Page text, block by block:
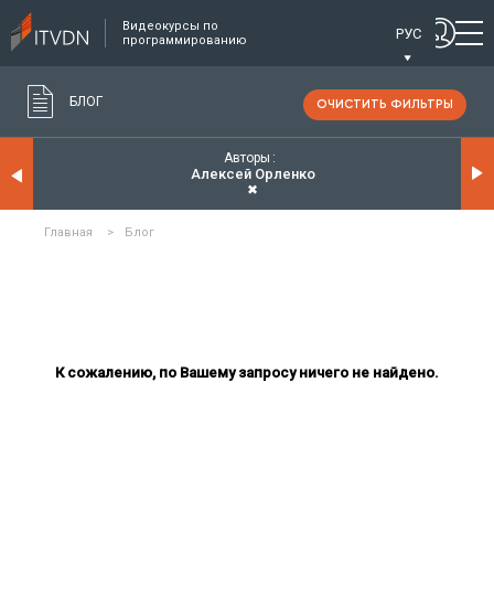
Видеокурсы по
программированию
РУС
БЛОГ ОЧИСТИТЬ ФИЛЬТРЫ
Авторы
Алексей Орленко
✖
Главная > Блог
К сожалению, по Вашему запросу ничего не найдено.